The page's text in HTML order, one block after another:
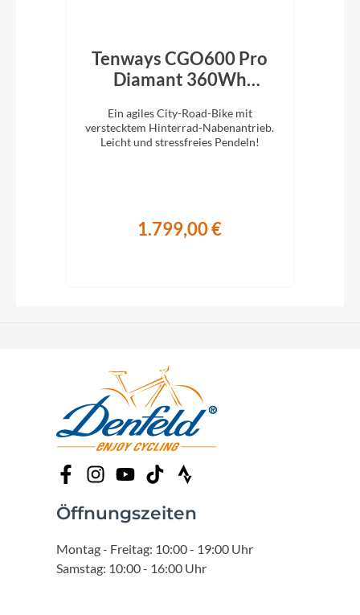
Tenways CGO600 Pro
Diamant 360Wh
Ein agiles City-Road-Bike mit
verstecktem Hinterrad-Nabenantrieb.
Leicht und stressfreies Pendeln!
1.799,00 €
Öffnungszeiten
Montag - Freitag: 10:00 - 19:00 Uhr
Samstag: 10:00 - 16:00 Uhr